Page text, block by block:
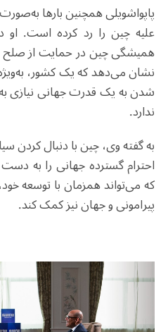
پاپواشویلی همچنین بارها
علیه چین را رد کرده است.
همیشگی چین در حمایت از صلح و
نشان می‌دهد که یک کشور،
شدن به یک قدرت جهانی نیازی
ندارد.
به گفته وی، چین با دنبال کردن
احترام گسترده جهانی را به
که می‌تواند همزمان با توسعه
پیرامونی و جهان نیز کمک کند.